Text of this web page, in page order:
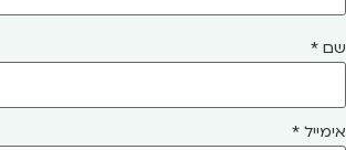
שם *
אימייל *